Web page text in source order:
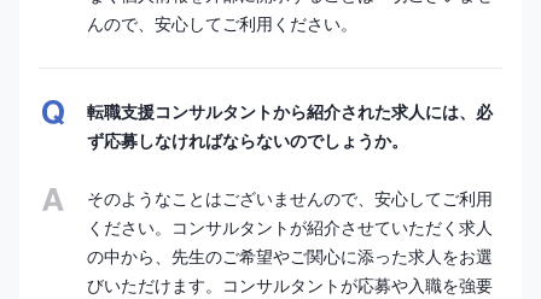
んので、安心してご利用ください。
転職支援コンサルタントから紹介された求人には、必
ず応募しなければならないのでしょうか。
そのようなことはございませんので、安心してご利用
ください。コンサルタントが紹介させていただく求人
の中から、先生のご希望やご関心に添った求人をお選
びいただけます。コンサルタントが応募や入職を強要